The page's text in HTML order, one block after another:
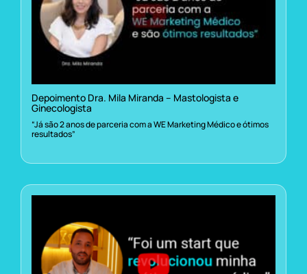
Depoimento Dra. Mila Miranda – Mastologista e
Ginecologista
“Já são 2 anos de parceria com a WE Marketing Médico e ótimos
resultados”